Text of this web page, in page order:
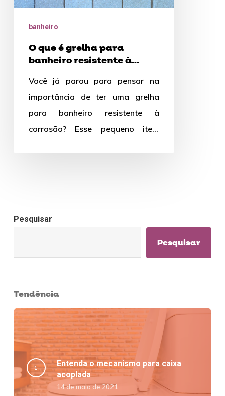
banheiro
resistente
corrosão?
banheiro
O que é grelha para
banheiro resistente à
Você já parou para pensar na
importância de ter uma grelha
para banheiro resistente à
corrosão? Esse pequeno item
Pesquisar
Pesquisar
Tendência
Entenda o mecanismo para caixa
acoplada
14 de maio de 2021